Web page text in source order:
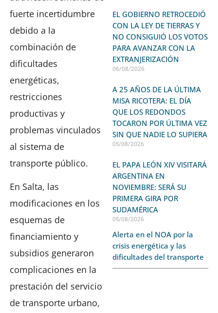
fuerte incertidumbre
debido a la
combinación de
dificultades
energéticas,
restricciones
productivas y
problemas vinculados
al sistema de
transporte público.
En Salta, las
modificaciones en los
esquemas de
financiamiento y
subsidios generaron
complicaciones en la
prestación del servicio
de transporte urbano,
EL GOBIERNO RETROCEDIÓ
CON LA LEY DE TIERRAS Y
NO CONSIGUIÓ LOS VOTOS
PARA AVANZAR CON LA
EXTRANJERIZACIÓN
06/08/2026
A 25 AÑOS DE LA ÚLTIMA
MISA RICOTERA: EL DÍA
QUE LOS REDONDOS
TOCARON POR ÚLTIMA VEZ
SIN QUE NADIE LO SUPIERA
05/08/2026
EL PAPA LEÓN XIV VISITARÁ
ARGENTINA EN
NOVIEMBRE: SERÁ SU
PRIMERA GIRA POR
SUDAMÉRICA
05/08/2026
Alerta en el NOA por la
crisis energética y las
dificultades del transporte